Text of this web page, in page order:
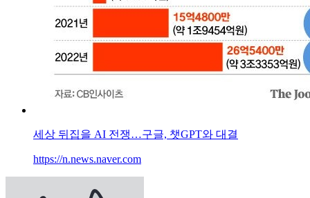
세상 뒤집을 AI 전쟁…구글, 챗GPT와 대결
https://n.news.naver.com